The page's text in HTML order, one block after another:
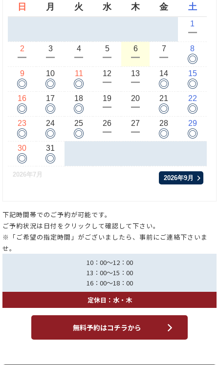
日 月 火 水 木 金 土
1
ー
2
ー
3
ー
4
ー
5
ー
6
ー
7
ー
8
◎
9
◎
10
◎
11
◎
12
ー
13
ー
14
◎
15
◎
16
◎
17
◎
18
◎
19
ー
20
ー
21
◎
22
◎
23
◎
24
◎
25
◎
26
ー
27
ー
28
◎
29
◎
30
◎
31
◎
2026年7月 2026年9月
下記時間帯でのご予約が可能です。
ご予約状況は日付をクリックして確認して下さい。
※「ご希望の指定時間」がございましたら、事前にご連絡下さいま
せ。
10：00～12：00
13：00～15：00
16：00～18：00
定休日：水・木
無料予約はコチラから